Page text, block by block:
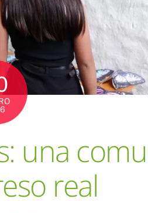
una
real